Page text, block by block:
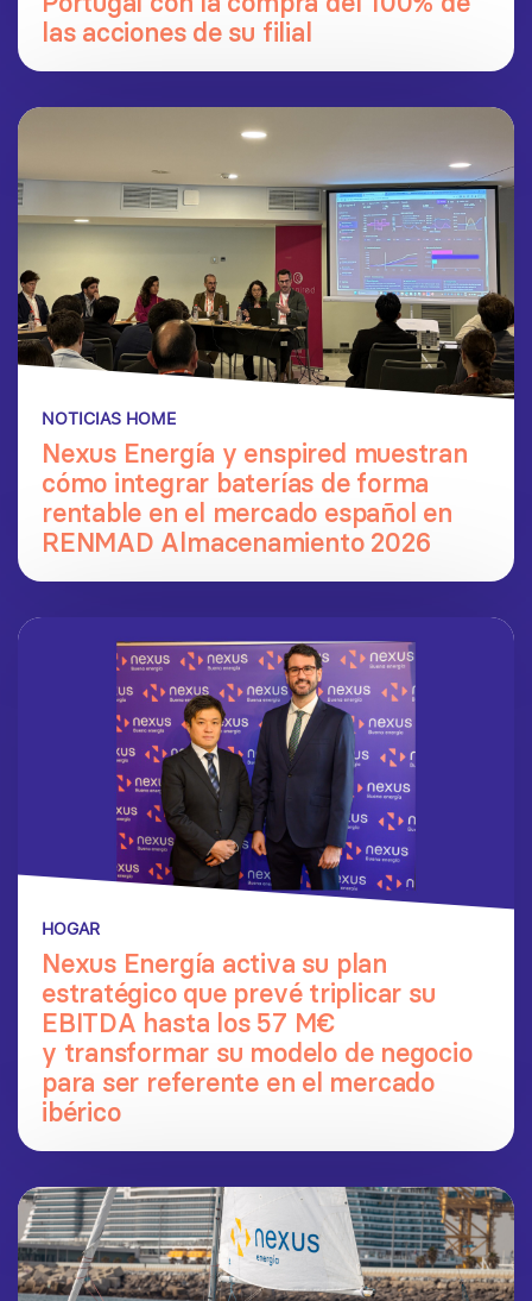
las acciones de su filial
NOTICIAS HOME
Nexus Energía y enspired muestran
cómo integrar baterías de forma
rentable en el mercado español en
RENMAD Almacenamiento 2026
HOGAR
Nexus Energía activa su plan
estratégico que prevé triplicar su
EBITDA hasta los 57 M€
y transformar su modelo de negocio
para ser referente en el mercado
ibérico